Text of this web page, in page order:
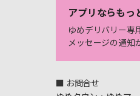
アプリならもっ
ゆめデリバリー専
メッセージの通知
■ お問合せ